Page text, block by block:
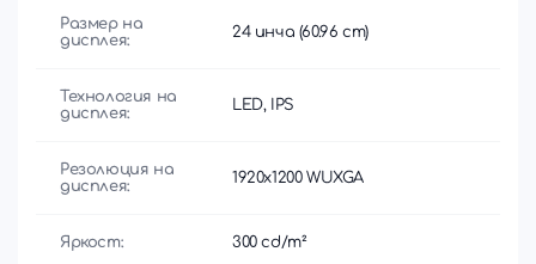
Размер на
дисплея:
24 инча (60.96 cm)
Технология на
дисплея:
LED, IPS
Резолюция на
дисплея:
1920x1200 WUXGA
Яркост: 300 cd/m²